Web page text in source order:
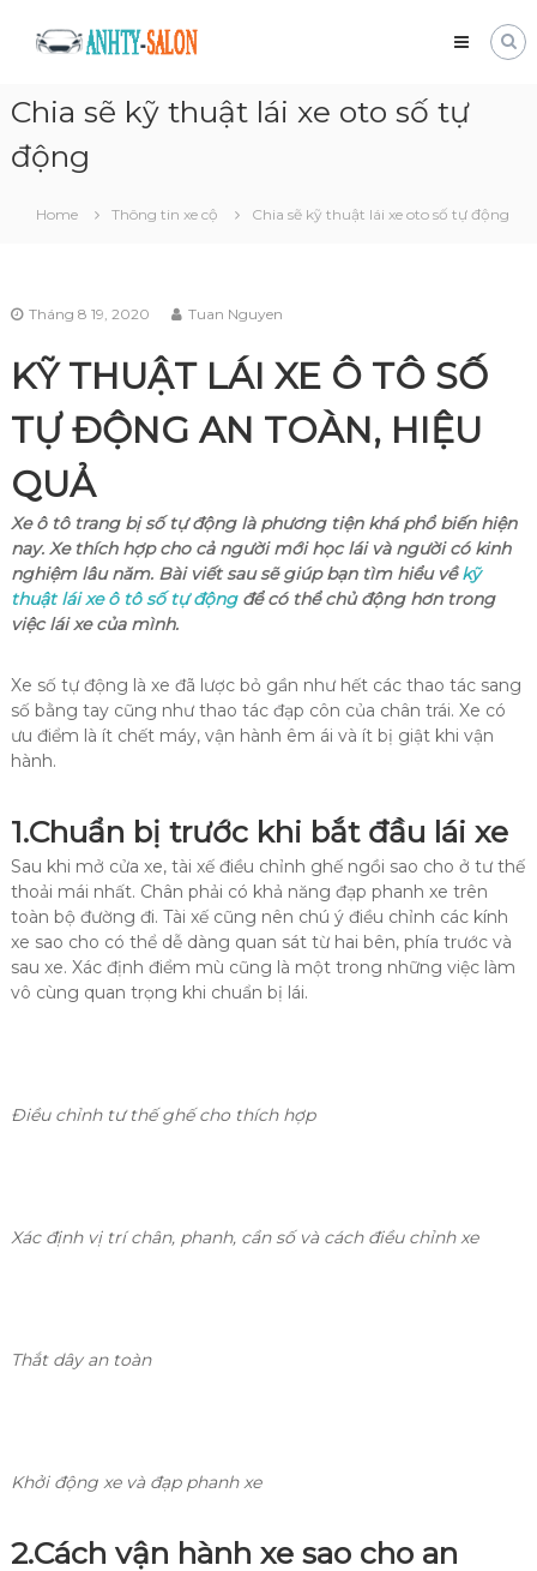
content
Mua
bán
tải
cũ
Giá
và
Chia sẽ kỹ thuật lái xe oto số tự
động
Home Thông tin xe cộ Chia sẽ kỹ thuật lái xe oto số tự động
Tháng 8 19, 2020 Tuan Nguyen
KỸ THUẬT LÁI XE Ô TÔ SỐ
TỰ ĐỘNG AN TOÀN, HIỆU
QUẢ
Xe ô tô trang bị số tự động là phương tiện khá phổ biến hiện
nay. Xe thích hợp cho cả người mới học lái và người có kinh
nghiệm lâu năm. Bài viết sau sẽ giúp bạn tìm hiểu vềkỹ
thuật lái xe ô tô số tự độngđể có thể chủ động hơn trong
việc lái xe của mình.
Xe số tự động là xe đã lược bỏ gần như hết các thao tác sang
số bằng tay cũng như thao tác đạp côn của chân trái. Xe có
ưu điểm là ít chết máy, vận hành êm ái và ít bị giật khi vận
hành.
1.Chuẩn bị trước khi bắt đầu lái xe
Sau khi mở cửa xe, tài xế điều chỉnh ghế ngồi sao cho ở tư thế
thoải mái nhất. Chân phải có khả năng đạp phanh xe trên
toàn bộ đường đi. Tài xế cũng nên chú ý điều chỉnh các kính
xe sao cho có thể dễ dàng quan sát từ hai bên, phía trước và
sau xe. Xác định điểm mù cũng là một trong những việc làm
vô cùng quan trọng khi chuẩn bị lái.
Điều chỉnh tư thế ghế cho thích hợp
Xác định vị trí chân, phanh, cần số và cách điều chỉnh xe
Thắt dây an toàn
Khởi động xe và đạp phanh xe
2.Cách vận hành xe sao cho an